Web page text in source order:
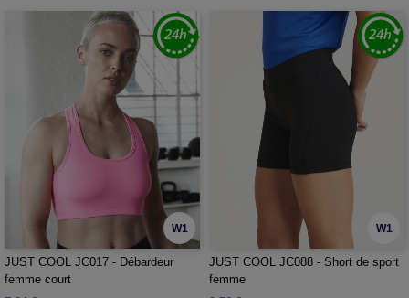
W1
JUST COOL JC017 - Débardeur
femme court
W1
JUST COOL JC088 - Short de sport
femme